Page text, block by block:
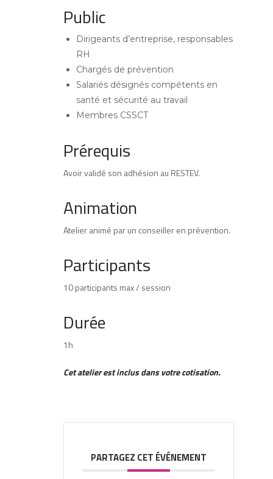
Public
Dirigeants d’entreprise, responsables
RH
Chargés de prévention
Salariés désignés compétents en
santé et sécurité au travail
Membres CSSCT
Prérequis
Avoir validé son adhésion au RESTEV.
Animation
Atelier animé par un conseiller en prévention.
Participants
10 participants max / session
Durée
1h
Cet atelier est inclus dans votre cotisation.
PARTAGEZ CET ÉVÉNEMENT